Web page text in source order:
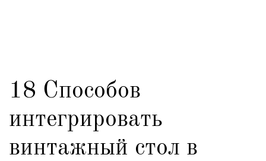
18 Способов
интегрировать
винтажный стол в